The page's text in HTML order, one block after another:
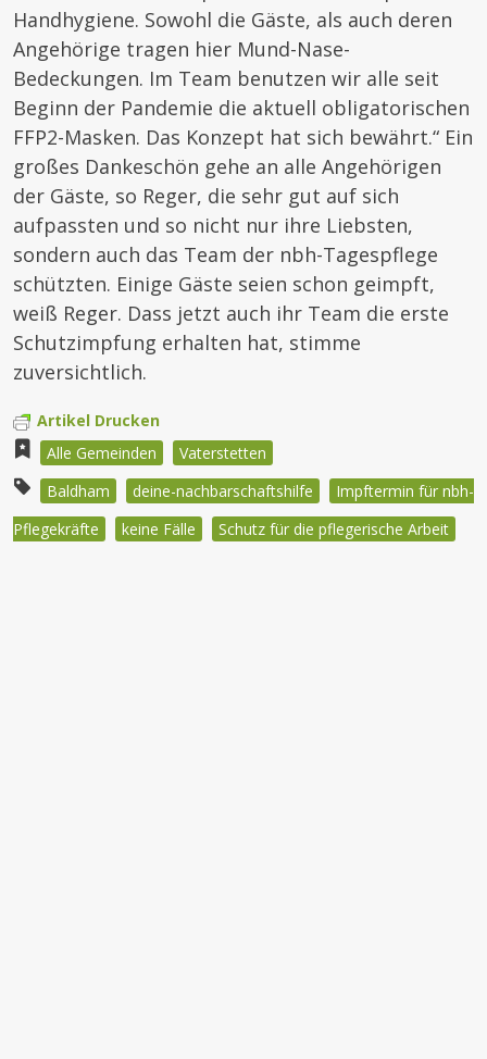
Handhygiene. Sowohl die Gäste, als auch deren
Angehörige tragen hier Mund-Nase-
Bedeckungen. Im Team benutzen wir alle seit
Beginn der Pandemie die aktuell obligatorischen
FFP2-Masken. Das Konzept hat sich bewährt.“ Ein
großes Dankeschön gehe an alle Angehörigen
der Gäste, so Reger, die sehr gut auf sich
aufpassten und so nicht nur ihre Liebsten,
sondern auch das Team der nbh-Tagespflege
schützten. Einige Gäste seien schon geimpft,
weiß Reger. Dass jetzt auch ihr Team die erste
Schutzimpfung erhalten hat, stimme
zuversichtlich.
Artikel Drucken
Alle Gemeinden
Vaterstetten
Baldham
deine-nachbarschaftshilfe
Impftermin für nbh-
Pflegekräfte
keine Fälle Schutz für die pflegerische Arbeit